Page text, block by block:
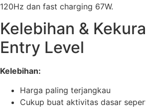
120Hz dan fast charging 67W.
Kelebihan &
Entry Level
Kelebihan:
Harga paling terjangkau
Cukup buat aktivitas dasar